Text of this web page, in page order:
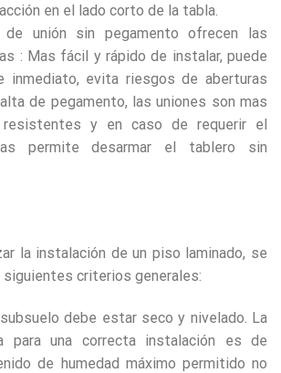
en el lado corto de la tabla.
unión sin pegamento ofrecen las
: Mas fácil y rápido de instalar, puede
inmediato, evita riesgos de aberturas
de pegamento, las uniones son mas
y en caso de requerir el
permite desarmar el tablero sin
la instalación de un piso laminado, se
siguientes criterios generales:
debe estar seco y nivelado. La
para una correcta instalación es de
de humedad máximo permitido no